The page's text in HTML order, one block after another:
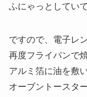
ふにゃっとしてい
ですので、電子レ
再度フライパンで
アルミ箔に油を敷
オーブントースタ